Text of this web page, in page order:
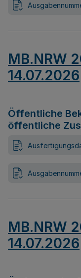
MB.NRW
14.07.2026
Öffentliche
öffentliche
MB.NRW
14.07.2026